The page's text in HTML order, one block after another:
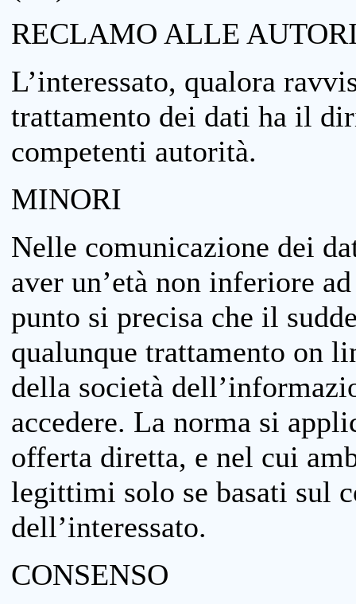
RECLAMO ALLE
L’interessato, qualora
trattamento dei dati ha il
competenti autorità.
MINORI
Nelle comunicazione dei
aver un’età non inferiore
punto si precisa che il
qualunque trattamento on
della società
accedere. La norma si
offerta diretta, e nel cui
legittimi solo se basati sul
dell’interessato.
CONSENSO